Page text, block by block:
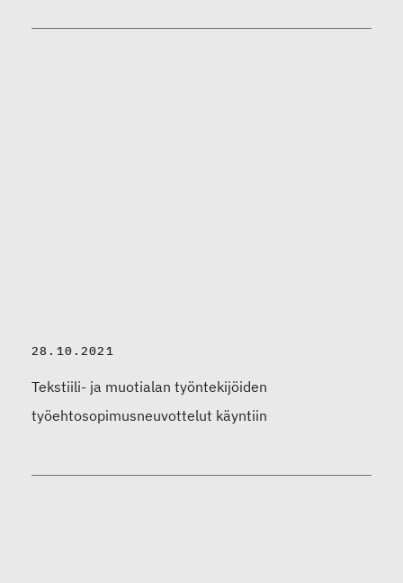
28.10.2021
Tekstiili- ja muotialan työntekijöiden
työehtosopimusneuvottelut käyntiin